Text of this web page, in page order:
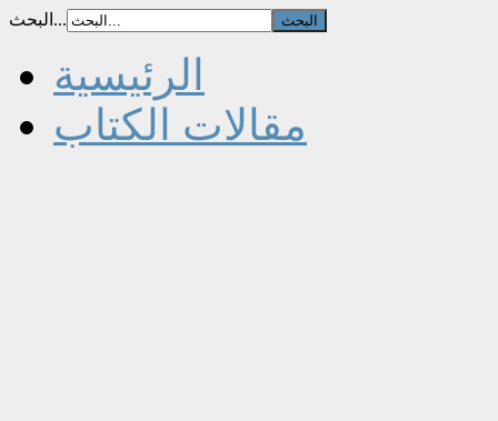
البحث...
الرئيسية
مقالات الكتاب